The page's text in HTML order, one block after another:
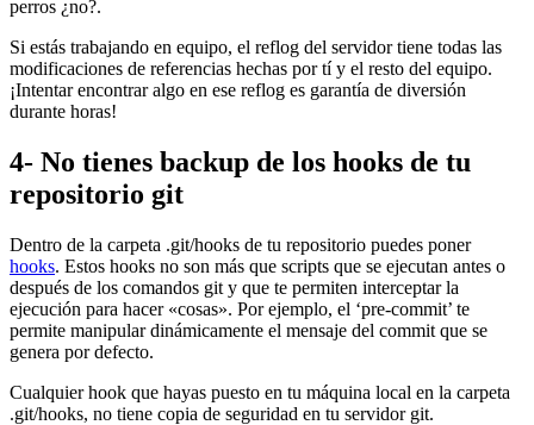
perros ¿no?.
Si estás trabajando en equipo, el reflog del servidor tiene todas las
modificaciones de referencias hechas por tí y el resto del equipo.
¡Intentar encontrar algo en ese reflog es garantía de diversión
durante horas!
4- No tienes backup de los hooks de tu
repositorio git
Dentro de la carpeta .git/hooks de tu repositorio puedes poner
hooks. Estos hooks no son más que scripts que se ejecutan antes o
después de los comandos git y que te permiten interceptar la
ejecución para hacer «cosas». Por ejemplo, el ‘pre-commit’ te
permite manipular dinámicamente el mensaje del commit que se
genera por defecto.
Cualquier hook que hayas puesto en tu máquina local en la carpeta
.git/hooks, no tiene copia de seguridad en tu servidor git.